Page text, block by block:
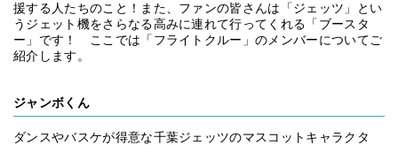
援する人たちのこと！また、ファンの皆さんは「ジェッツ」とい
うジェット機をさらなる高みに連れて行ってくれる「ブースタ
ー」です！ ここでは「フライトクルー」のメンバーについてご
紹介します。
ジャンボくん
ダンスやバスケが得意な千葉ジェッツのマスコットキャラクタ